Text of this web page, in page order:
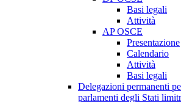
Basi legali
Attività
AP OSCE
Presentazione
Calendario
Attività
Basi legali
Delegazioni permanenti
parlamenti degli Stati